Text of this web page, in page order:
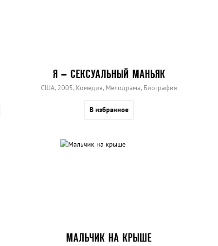
Я – СЕКСУАЛЬНЫЙ МАНЬЯК
США, 2005, Комедия, Мелодрама, Биография
В избранное
МАЛЬЧИК НА КРЫШЕ